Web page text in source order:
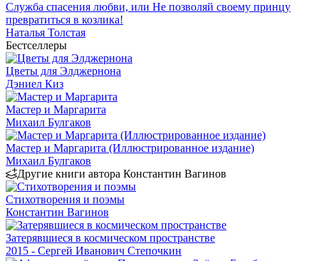
Служба спасения любви, или Не позволяй своему принцу
превратиться в козлика!
Наталья Толстая
Бестселлеры
Цветы для Элджернона
Дэниел Киз
Мастер и Маргарита
Михаил Булгаков
Мастер и Маргарита (Иллюстрированное издание)
Михаил Булгаков
Другие книги автора Константин Вагинов
Стихотворения и поэмы
Константин Вагинов
Затерявшиеся в космическом пространстве
2015 - Сергей Иванович Степочкин